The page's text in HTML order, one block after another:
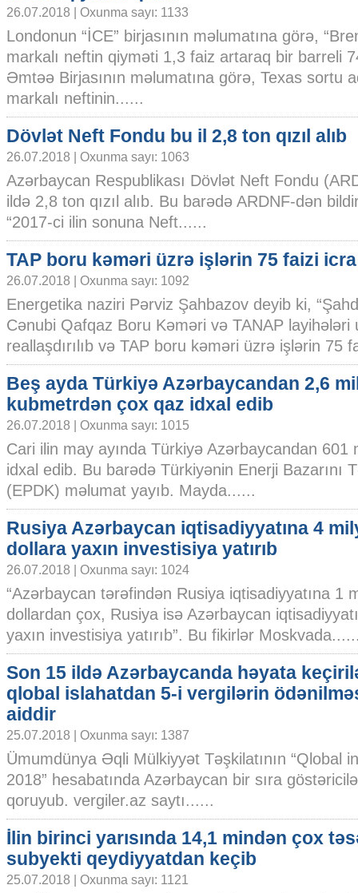
26.07.2018 | Oxunma sayı: 1133
Londonun “İCE” birjasının məlumatına görə,
markalı neftin qiyməti 1,3 faiz artaraq bir barreli
Əmtəə Birjasının məlumatına görə, Texas sortu
markalı neftinin......
Dövlət Neft Fondu bu il 2,8 ton qızıl alıb
26.07.2018 | Oxunma sayı: 1063
Azərbaycan Respublikası Dövlət Neft Fondu
ildə 2,8 ton qızıl alıb. Bu barədə ARDNF-dən
“2017-ci ilin sonuna Neft......
TAP boru kəməri üzrə işlərin 75 faizi
26.07.2018 | Oxunma sayı: 1092
Energetika naziri Pərviz Şahbazov deyib ki,
Cənubi Qafqaz Boru Kəməri və TANAP layihələri
reallaşdırılıb və TAP boru kəməri üzrə işlərin 75
Beş ayda Türkiyə Azərbaycandan 2,6
kubmetrdən çox qaz idxal edib
26.07.2018 | Oxunma sayı: 1015
Cari ilin may ayında Türkiyə Azərbaycandan
idxal edib. Bu barədə Türkiyənin Enerji Bazarını
(EPDK) məlumat yayıb. Mayda......
Rusiya Azərbaycan iqtisadiyyatına 4
dollara yaxın investisiya yatırıb
26.07.2018 | Oxunma sayı: 1024
“Azərbaycan tərəfindən Rusiya iqtisadiyyatına 1
dollardan çox, Rusiya isə Azərbaycan
yaxın investisiya yatırıb”. Bu fikirlər
Son 15 ildə Azərbaycanda həyata
qlobal islahatdan 5-i vergilərin
aiddir
25.07.2018 | Oxunma sayı: 1387
Ümumdünya Əqli Mülkiyyət Təşkilatının “Qlobal
2018” hesabatında Azərbaycan bir sıra
qoruyub. vergiler.az saytı......
İlin birinci yarısında 14,1 mindən çox
subyekti qeydiyyatdan keçib
25.07.2018 | Oxunma sayı: 1121